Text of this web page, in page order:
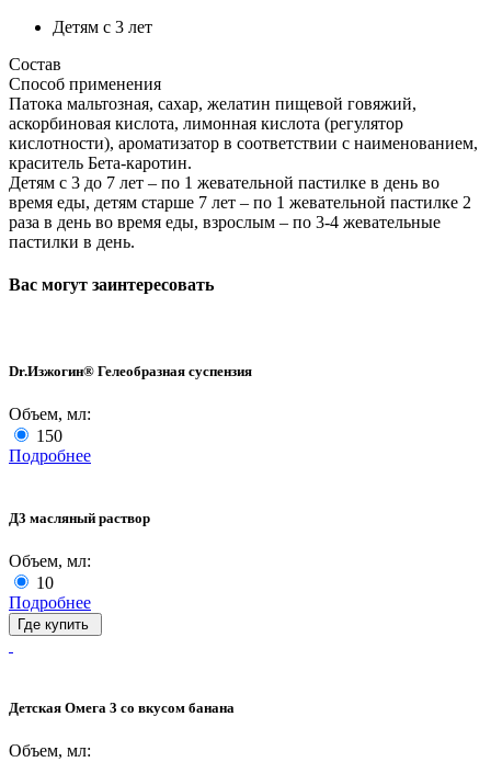
Детям с 3 лет
Состав
Способ применения
Патока мальтозная, сахар, желатин пищевой говяжий,
аскорбиновая кислота, лимонная кислота (регулятор
кислотности), ароматизатор в соответствии с наименованием,
краситель Бета-каротин.
Детям с 3 до 7 лет – по 1 жевательной пастилке в день во
время еды, детям старше 7 лет – по 1 жевательной пастилке 2
раза в день во время еды, взрослым – по 3-4 жевательные
пастилки в день.
Вас могут заинтересовать
Dr.Изжогин® Гелеобразная суспензия
Объем, мл:
150
Подробнее
Д3 масляный раствор
Объем, мл:
10
Подробнее
Где купить
Детская Омега 3 со вкусом банана
Объем, мл: